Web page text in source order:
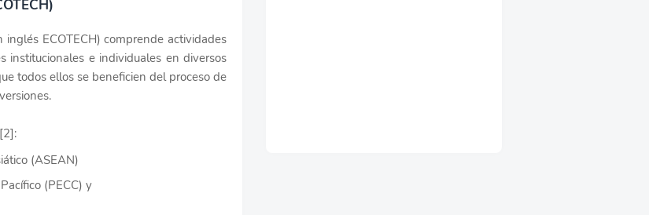
inglés ECOTECH) comprende actividades
institucionales e individuales en diversos
todos ellos se beneficien del proceso de
(ASEAN)
(PECC) y